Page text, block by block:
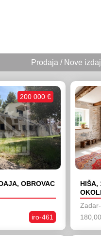
Prodaja / Nove
OBROVAC
iro-461
200 000 €
HIŠA,